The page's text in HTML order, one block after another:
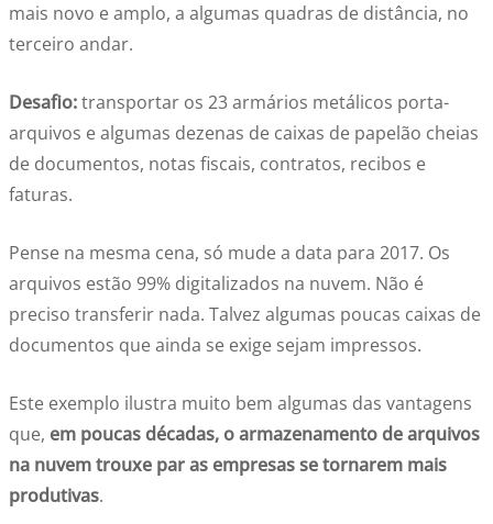
mais novo e amplo, a algumas quadras de distância, no
terceiro andar.
Desafio:transportar os 23 armários metálicos porta-
arquivos e algumas dezenas de caixas de papelão cheias
de documentos, notas fiscais, contratos, recibos e
faturas.
Pense na mesma cena, só mude a data para 2017. Os
arquivos estão 99% digitalizados na nuvem. Não é
preciso transferir nada. Talvez algumas poucas caixas de
documentos que ainda se exige sejam impressos.
Este exemplo ilustra muito bem algumas das vantagens
que, em poucas décadas, o armazenamento de arquivos
na nuvem trouxe par as empresas se tornarem mais
produtivas.